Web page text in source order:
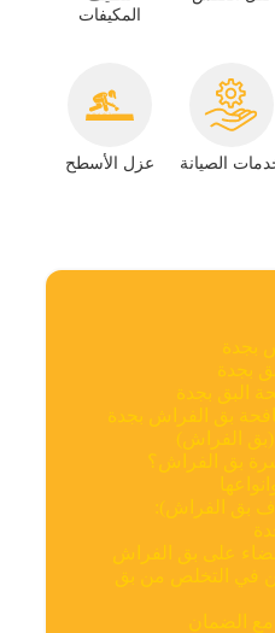
المكيفات
الصيانة عزل الأسطح
بجدة
بجدة
البق بجدة
بق الفراش بجدة
الفراش)
بق الفراش؟
بق الفراش):
على بق الفراش
في التخلص من بق
مع الضمان